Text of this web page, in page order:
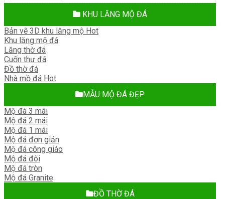
KHU LĂNG MỘ ĐÁ
Bản vẽ 3D khu lăng mộ
Khu lăng mộ đá
Lăng thờ đá
Cuốn thư đá
Đồ thờ đá
Nhà mồ đá
MẪU MỘ ĐÁ ĐẸP
Mộ đá 3 mái
Mộ đá 2 mái
Mộ đá 1 mái
Mộ đá đơn giản
Mộ đá công giáo
Mộ đá đôi
Mộ đá tròn
Mộ đá Granite
ĐỒ THỜ ĐÁ